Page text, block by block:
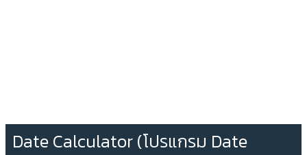
Date Calculator (โปรแกรม Date